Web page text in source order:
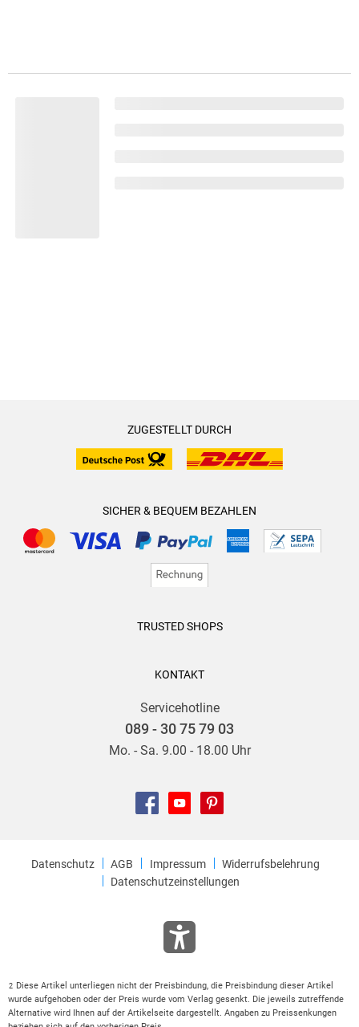
ZUGESTELLT DURCH
SICHER & BEQUEM BEZAHLEN
TRUSTED SHOPS
KONTAKT
Servicehotline
089 - 30 75 79 03
Mo. - Sa. 9.00 - 18.00 Uhr
Datenschutz AGB Impressum
Widerrufsbelehrung
Datenschutzeinstellungen
2
Diese Artikel unterliegen nicht der Preisbindung, die Preisbindung dieser Artikel
wurde aufgehoben oder der Preis wurde vom Verlag gesenkt. Die jeweils zutreffende
Alternative wird Ihnen auf der Artikelseite dargestellt. Angaben zu Preissenkungen